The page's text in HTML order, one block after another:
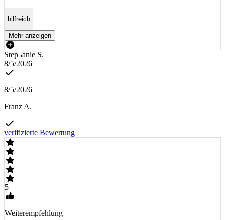
hilfreich
Mehr anzeigen
Stephanie S.
8/5/2026
8/5/2026
Franz A.
verifizierte Bewertung
5
Weiterempfehlung